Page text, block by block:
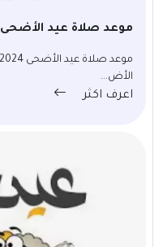
موعد صلاة عيد الأضحى 2024 في قالمة | الجزائر
الأض...
اعرف اكثر